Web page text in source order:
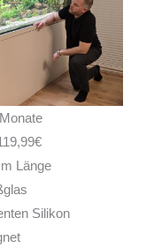
Länge
Silikon